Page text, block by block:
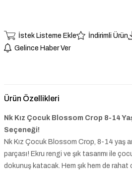
İstek Listeme Ekle İndirimli Ürün
Gelince Haber Ver
Ürün Özellikleri
Nk Kız Çocuk Blossom Crop 8-14
Seçeneği!
Nk Kız Çocuk Blossom Crop, 8-14 yaş
parçası! Ekru rengi ve şık tasarımı ile
dokunuş katacak. Hem şık hem de